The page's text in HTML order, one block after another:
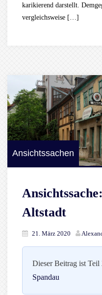
karikierend darstellt.
vergleichsweise […]
Ansichtssachen
Altstadt
21. März 2020
Dieser Beitrag ist Teil
Spandau